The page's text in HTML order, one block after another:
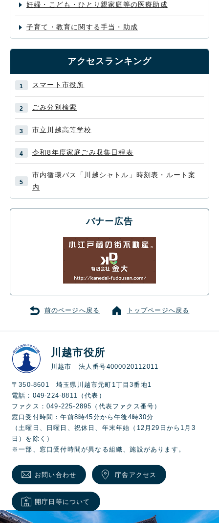
妊婦・こども・ひとり親家庭等の医療助成
子育て・教育に関する手当・助成
アクセスランキング
スマート市役所
ごみ分別検索
市立川越高等学校
令和8年度家庭ごみ収集日程表
市内循環バス「川越シャトル」時刻表・ルート案
内
バナー広告
前のページへ戻る トップページへ戻る
川越市役所
川越市 法人番号4000020112011
〒350-8601 埼玉県川越市元町1丁目3番地1
電話：049-224-8811（代表）
ファクス：049-225-2895（代表ファクス番号）
窓口受付時間：午前8時45分から午後4時30分
（土曜日、日曜日、祝休日、年末年始（12月29日から1月3
日）を除く）
※一部、窓口受付時間が異なる組織、施設があります。
お問い合わせ 庁舎アクセス
開庁日等について